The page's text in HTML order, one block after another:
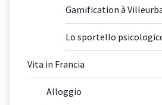
Gamification à
Lo sportello
Vita in Francia
Alloggio